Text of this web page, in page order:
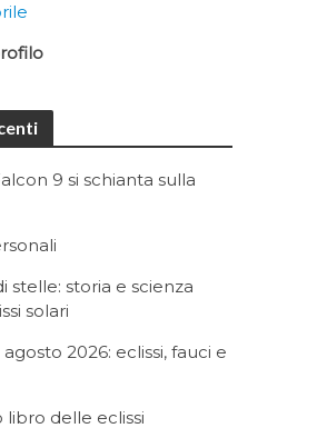
9 si schianta sulla
stelle: storia e scienza
solari
2026: eclissi, fauci e
libro delle eclissi